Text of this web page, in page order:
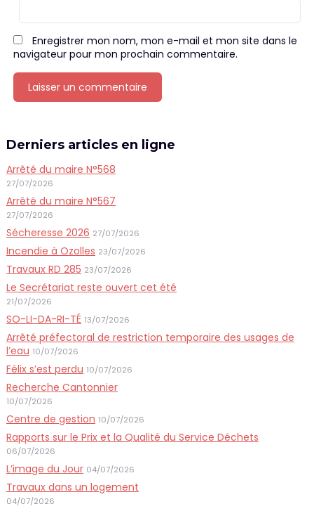
Enregistrer mon nom, mon e-mail et mon site dans le
navigateur pour mon prochain commentaire.
Derniers articles en ligne
Arrêté du maire N°568
27/07/2026
Arrêté du maire N°567
27/07/2026
Sécheresse 2026 27/07/2026
Incendie à Ozolles 23/07/2026
Travaux RD 285 23/07/2026
Le Secrétariat reste ouvert cet été
21/07/2026
SO-LI-DA-RI-TÉ 13/07/2026
Arrêté préfectoral de restriction temporaire des usages de
l’eau 10/07/2026
Félix s’est perdu 10/07/2026
Recherche Cantonnier
10/07/2026
Centre de gestion 10/07/2026
Rapports sur le Prix et la Qualité du Service Déchets
06/07/2026
L’image du Jour 04/07/2026
Travaux dans un logement
04/07/2026